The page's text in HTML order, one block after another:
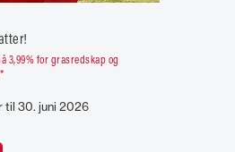
3,99% for grasredskap og
til 30. juni 2026